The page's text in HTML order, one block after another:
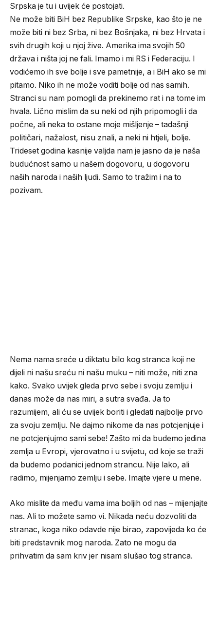
Srpska je tu i uvijek će postojati.
Ne može biti BiH bez Republike Srpske, kao što je ne
može biti ni bez Srba, ni bez Bošnjaka, ni bez Hrvata i
svih drugih koji u njoj žive. Amerika ima svojih 50
država i ništa joj ne fali. Imamo i mi RS i Federaciju. I
vodićemo ih sve bolje i sve pametnije, a i BiH ako se mi
pitamo. Niko ih ne može voditi bolje od nas samih.
Stranci su nam pomogli da prekinemo rat i na tome im
hvala. Lično mislim da su neki od njih pripomogli i da
počne, ali neka to ostane moje mišljenje – tadašnji
političari, nažalost, nisu znali, a neki ni htjeli, bolje.
Trideset godina kasnije valjda nam je jasno da je naša
budućnost samo u našem dogovoru, u dogovoru
naših naroda i naših ljudi. Samo to tražim i na to
pozivam.
Nema nama sreće u diktatu bilo kog stranca koji ne
dijeli ni našu sreću ni našu muku – niti može, niti zna
kako. Svako uvijek gleda prvo sebe i svoju zemlju i
danas može da nas miri, a sutra svađa. Ja to
razumijem, ali ću se uvijek boriti i gledati najbolje prvo
za svoju zemlju. Ne dajmo nikome da nas potcjenjuje i
ne potcjenjujmo sami sebe! Zašto mi da budemo jedina
zemlja u Evropi, vjerovatno i u svijetu, od koje se traži
da budemo podanici jednom strancu. Nije lako, ali
radimo, mijenjamo zemlju i sebe. Imajte vjere u mene.
Ako mislite da među vama ima boljih od nas – mijenjajte
nas. Ali to možete samo vi. Nikada neću dozvoliti da
stranac, koga niko odavde nije birao, zapovijeda ko će
biti predstavnik mog naroda. Zato ne mogu da
prihvatim da sam kriv jer nisam slušao tog stranca.